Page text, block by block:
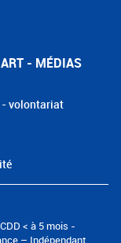
- MÉDIAS
- volontariat
CDD < à 5 mois -
– Indépendant